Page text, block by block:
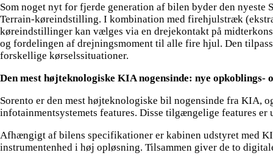
Som noget nyt for fjerde generation af bilen byder den
Terrain-køreindstilling. I kombination med firehjulstræk
køreindstillinger kan vælges via en drejekontakt på
og fordelingen af drejningsmoment til alle fire hjul. Den
forskellige kørselssituationer.
Den mest højteknologiske KIA nogensinde: nye opkoblings-
Sorento er den mest højteknologiske bil nogensinde fra KIA,
infotainmentsystemets features. Disse tilgængelige features
Afhængigt af bilens specifikationer er kabinen udstyret med
instrumentenhed i høj opløsning. Tilsammen giver de to